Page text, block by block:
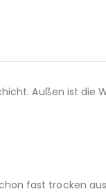
Außen ist die
fast trocken